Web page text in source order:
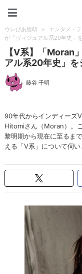
ウレぴあ総研 > エンタメ・
が「ヴィジュアル系20年史」
【V系】「Moran
アル系20年史」を
藤谷 千明
90年代からインディーズ
Hitomiさん（Moran）。
黎明期から現在に至るま
える「V系」について伺い